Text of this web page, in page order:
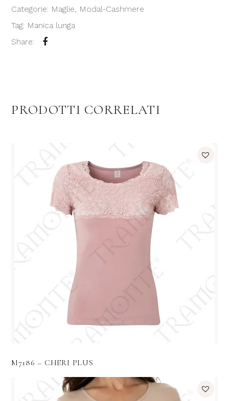
Categorie: Maglie, Modal-Cashmere
Tag: Manica lunga
Share:
PRODOTTI CORRELATI
M7186 – CHERI PLUS